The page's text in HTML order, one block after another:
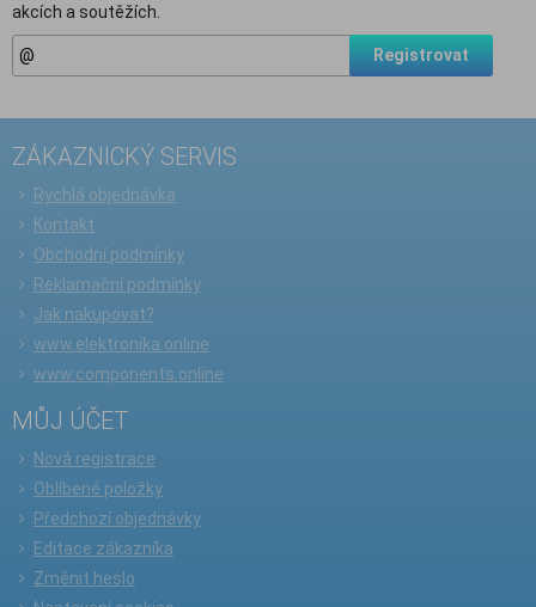
akcích a soutěžích.
Registrovat
ZÁKAZNICKÝ SERVIS
Rychlá objednávka
Kontakt
Obchodní podmínky
Reklamační podmínky
Jak nakupovat?
www.elektronika.online
www.components.online
MŮJ ÚČET
Nová registrace
Oblíbené položky
Předchozí objednávky
Editace zákazníka
Změnit heslo